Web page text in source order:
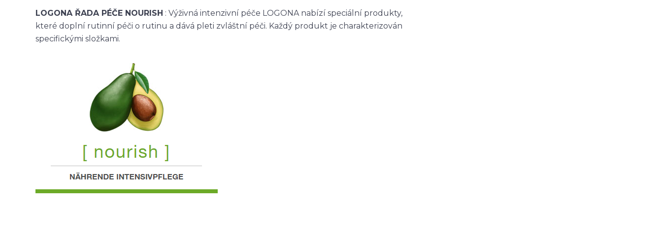
LOGONA ŘADA PÉČE NOURISH : Výživná intenzivní péče LOGONA nabízí speciální produkty,
které doplní rutinní péči o rutinu a dává pleti zvláštní péči. Každý produkt je charakterizován
specifickými složkami.